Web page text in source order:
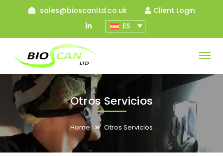
sales@bioscanltd.co.uk
Client Login
LinkedIn
Profile
ES
Otros Servicios
Home Otros Servicios